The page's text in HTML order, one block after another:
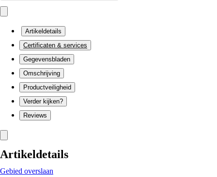
Artikeldetails
Certificaten & services
Gegevensbladen
Omschrijving
Productveiligheid
Verder kijken?
Reviews
Artikeldetails
Gebied overslaan